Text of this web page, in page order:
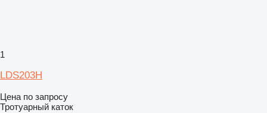
1
LDS203H
Цена по запросу
Тротуарный каток